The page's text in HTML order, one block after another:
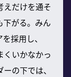
えだけを通そ
下がる。みん
採用し、
くいかなかっ
の下では、